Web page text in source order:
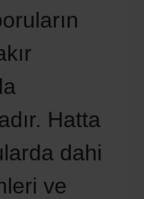
Hatta
dahi
ve